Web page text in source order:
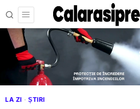
LA ZI · ȘTIRI